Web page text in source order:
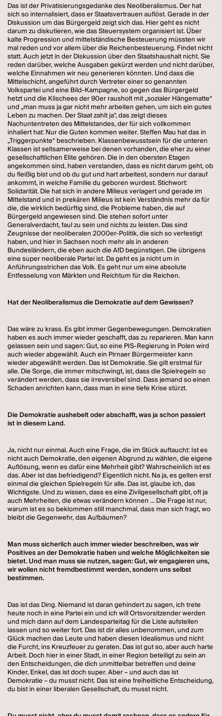
Das ist der Privatisierungsgedanke des Neoliberalismus. Der hat
sich so internalisiert, dass er Staatsvertrauen auflöst. Gerade in der
Diskussion um das Bürgergeld zeigt sich das. Hier geht es nicht
darum zu diskutieren, wie das Steuersystem organisiert ist. Über
kalte Progression und mittelständische Besteuerung müssten wir
mal reden und vor allem über die Reichenbesteuerung. Findet nicht
statt. Auch jetzt in der Diskussion über den Staatshaushalt nicht. Sie
reden darüber, welche Ausgaben gekürzt werden und nicht darüber,
welche Einnahmen wir neu generieren könnten. Und dass die
Mittelschicht, angeführt durch Vertreter einer so genannten
Volkspartei und eine Bild-Kampagne, so gegen das Bürgergeld
hetzt und die Klischees der 90er rausholt mit „sozialer Hängematte“
und „man muss ja gar nicht mehr arbeiten gehen, um sich ein gutes
Leben zu machen. Der Staat zahlt ja“, das zeigt dieses
Nachuntentreten des Mittelstandes, der für sich vollkommen
inhaliert hat: Nur die Guten kommen weiter. Steffen Mau hat das in
„Triggerpunkte“ beschrieben. Klassenbewusstsein für die unteren
Klassen ist seltsamerweise bei denen vorhanden, die eher zu einer
gesellschaftlichen Elite gehören. Die in den obersten Etagen
angekommen sind, haben verstanden, dass es nicht darum geht, ob
du fleißig bist und ob du gut und hart arbeitest, sondern nur darauf
ankommt, in welche Familie du geboren wurdest. Stichwort:
Solidarität. Die hat sich in andere Milieus verlagert und gerade im
Mittelstand und in prekären Milieus ist kein Verständnis mehr da für
die, die wirklich bedürftig sind, die Probleme haben, die auf
Bürgergeld angewiesen sind. Die stehen sofort unter
Generalverdacht, faul zu sein und nichts zu leisten. Das sind
Zeugnisse der neoliberalen 2000er-Politik, die sich so verfestigt
haben, und hier in Sachsen noch mehr als in anderen
Bundesländern, die eben auch die AfD begünstigen. Die übrigens
eine super neoliberale Partei ist. Da geht es ja nicht um in
Anführungsstrichen das Volk. Es geht nur um eine absolute
Entfesselung von Märkten und Reichtum für die Reichen.
Hat der Neoliberalismus die Demokratie auf dem Gewissen?
Das wäre zu krass. Es gibt immer Gegenbewegungen. Demokratien
haben es auch immer wieder geschafft, das zu reparieren. Man kann
gelassen sein und sagen: Gut, so eine PIS-Regierung in Polen wird
auch wieder abgewählt. Auch ein Pirnaer Bürgermeister kann
wieder abgewählt werden. Das ist Demokratie. Sie gilt erstmal für
alle. Die Sorge, die immer mitschwingt, ist, dass die Spielregeln so
verändert werden, dass sie irreversibel sind. Dass jemand so einen
Schaden anrichten kann, dass man in eine tiefe Krise stürzt.
Die Demokratie aushebelt oder abschafft, was ja schon passiert
ist in diesem Land.
Ja, nicht nur einmal. Auch eine Frage, die im Stück auftaucht: Ist es
nicht auch Demokratie, den eigenen Abgrund zu wählen, die eigene
Auflösung, wenn es dafür eine Mehrheit gibt? Wahrscheinlich ist es
das. Aber ist das befriedigend? Eigentlich nicht. Na ja, es gelten erst
einmal die gleichen Spielregeln für alle. Das ist, glaube ich, das
Wichtigste. Und zu wissen, dass es eine Zivilgesellschaft gibt, oft ja
auch Mehrheiten, die etwas verändern können ... Die Frage ist nur,
warum ist es so beklommen still manchmal, dass man sich fragt, wo
bleibt die Gegenwehr, das Aufbäumen?
Man muss sicherlich auch immer wieder beschreiben, was wir
Positives an der Demokratie haben und welche Möglichkeiten sie
bietet. Und man muss sie nutzen, sagen: Gut, wir engagieren uns,
wir wollen nicht fremdbestimmt werden, sondern uns selbst
bestimmen.
Das ist das Ding. Niemand ist daran gehindert zu sagen, ich trete
heute noch in eine Partei ein und ich will Ortsvorsitzender werden
und mich dann auf dem Landesparteitag für die Liste aufstellen
lassen und so weiter fort. Das ist dir alles unbenommen, und zum
Glück machen das Leute und haben diesen Idealismus und nicht
die Furcht, ins Kreuzfeuer zu geraten. Das ist gut so, aber auch harte
Arbeit. Doch hier in einer Stadt, in einer Region beteiligt zu sein an
den Entscheidungen, die dich unmittelbar betreffen und deine
Kinder, Enkel, das ist doch super. Aber – und auch das ist
Demokratie – du musst nicht. Das ist eine freiheitliche Entscheidung,
du bist in einer liberalen Gesellschaft, du musst nicht.